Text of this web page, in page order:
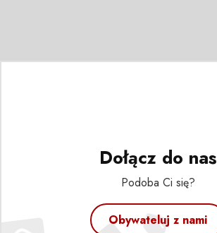
Dołącz do nas
Podoba Ci się?
Obywateluj z nami